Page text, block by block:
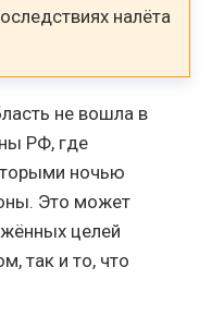
налёта
не вошла в
РФ, где
ночью
Это может
целей
так и то, что